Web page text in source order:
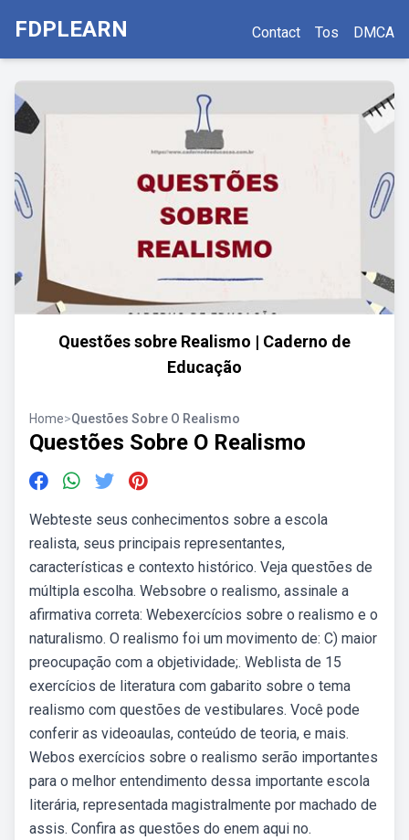
FDPLEARN Contact Tos DMCA
Questões sobre Realismo | Caderno de
Educação
Home>Questões Sobre O Realismo
Questões Sobre O Realismo
Webteste seus conhecimentos sobre a escola
realista, seus principais representantes,
características e contexto histórico. Veja questões de
múltipla escolha. Websobre o realismo, assinale a
afirmativa correta: Webexercícios sobre o realismo e o
naturalismo. O realismo foi um movimento de: C) maior
preocupação com a objetividade;. Weblista de 15
exercícios de literatura com gabarito sobre o tema
realismo com questões de vestibulares. Você pode
conferir as videoaulas, conteúdo de teoria, e mais.
Webos exercícios sobre o realismo serão importantes
para o melhor entendimento dessa importante escola
literária, representada magistralmente por machado de
assis. Confira as questões do enem aqui no.